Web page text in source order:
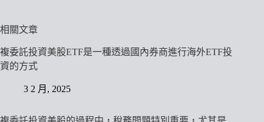
相關文章
複委託投資美股ETF是一種透過國內券商進行海外ETF投
資的方式
3 2 月, 2025